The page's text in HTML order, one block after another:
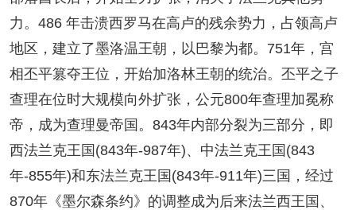
力。486 年击溃西罗马在高卢的残余势力，占领高卢
地区，建立了墨洛温王朝，以巴黎为都。751年，宫
相丕平篡夺王位，开始加洛林王朝的统治。丕平之子
查理在位时大规模向外扩张，公元800年查理加冕称
帝，成为查理曼帝国。843年内部分裂为三部分，即
西法兰克王国(843年-987年)、中法兰克王国(843
年-855年)和东法兰克王国(843年-911年)三国，经过
870年《墨尔森条约》的调整成为后来法兰西王国、